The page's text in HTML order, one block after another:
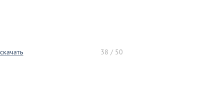
скачать 38 / 50